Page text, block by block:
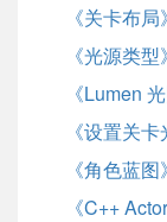
《关卡布
《光源类
《Lumen
《设置关
《角色蓝
《C++